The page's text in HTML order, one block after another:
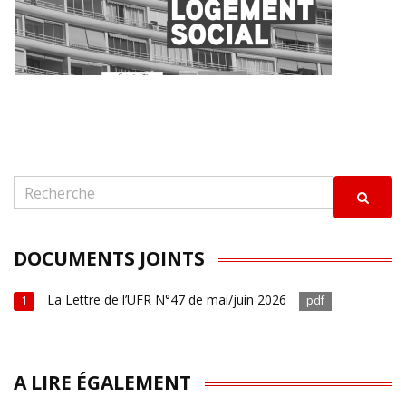
DOCUMENTS JOINTS
1 La Lettre de l’UFR N°47 de mai/juin 2026 pdf
A LIRE ÉGALEMENT